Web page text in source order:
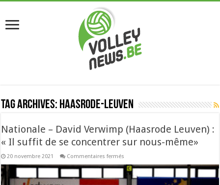
Tag Archives: Haasrode-Leuven
Nationale – David Verwimp (Haasrode Leuven) :
« Il suffit de se concentrer sur nous-même»
20 novembre 2021 Commentaires fermés
–
David
Verwimp